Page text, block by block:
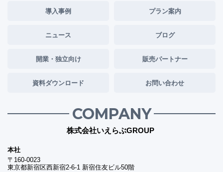
導入事例 プラン案内
ニュース ブログ
開業・独立向け 販売パートナー
資料ダウンロード お問い合わせ
COMPANY
株式会社いえらぶGROUP
本社
〒160-0023
東京都新宿区西新宿2-6-1 新宿住友ビル50階